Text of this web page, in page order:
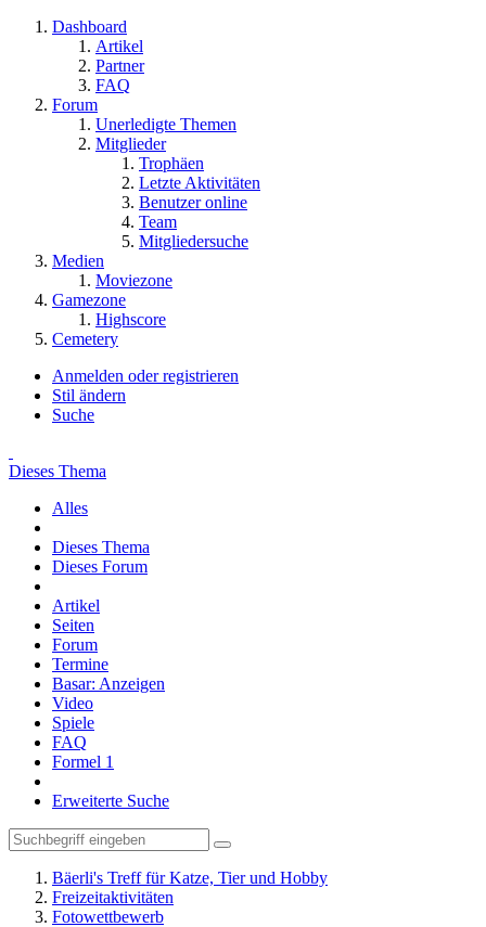
Dashboard
Artikel
Partner
FAQ
Forum
Unerledigte Themen
Mitglieder
Trophäen
Letzte Aktivitäten
Benutzer online
Team
Mitgliedersuche
Medien
Moviezone
Gamezone
Highscore
Cemetery
Anmelden oder registrieren
Stil ändern
Suche
Dieses Thema
Alles
Dieses Thema
Dieses Forum
Artikel
Seiten
Forum
Termine
Basar: Anzeigen
Video
Spiele
FAQ
Formel 1
Erweiterte Suche
Bäerli's Treff für Katze, Tier und Hobby
Freizeitaktivitäten
Fotowettbewerb